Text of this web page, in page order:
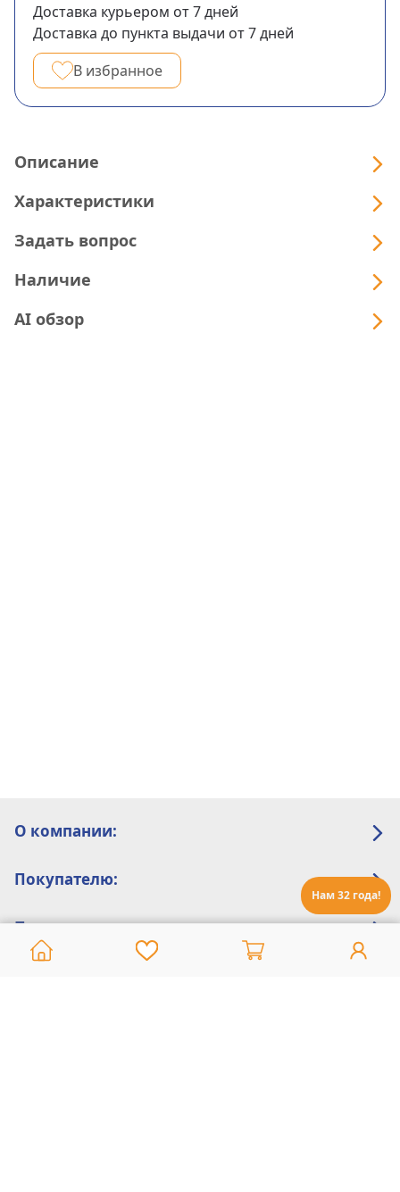
Нам 32 года!
Доставка курьером от 7дней
Доставка до пункта выдачи от 7дней
В избранное
Описание
Характеристики
Задать вопрос
Наличие
AI обзор
О компании:
Покупателю:
Помощь: